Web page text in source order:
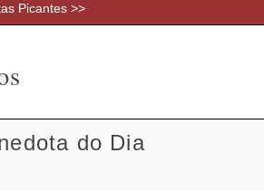
Picantes >>
do Dia